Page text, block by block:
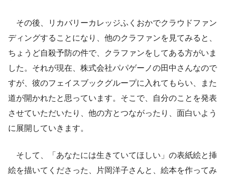
その後、リカバリーカレッジふくおかでクラウドファン
ディングすることになり、他のクラファンを見てみると、
ちょうど自殺予防の件で、クラファンをしてある方がいま
した。それが現在、株式会社パパゲーノの田中さんなので
すが、彼のフェイスブックグループに入れてもらい、また
道が開かれたと思っています。そこで、自分のことを発表
させていただいたり、他の方とつながったり、面白いよう
に展開していきます。
そして、「あなたには生きていてほしい」の表紙絵と挿
絵を描いてくださった、片岡洋子さんと、絵本を作ってみ